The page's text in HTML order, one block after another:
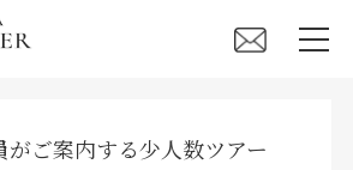
がご案内する少人数ツアー